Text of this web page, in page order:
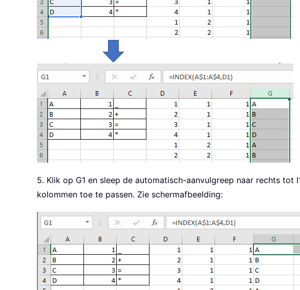
5. Klik op G1 en sleep de automatisch-aanvulgreep naar rechts
kolommen toe te passen. Zie schermafbeelding: